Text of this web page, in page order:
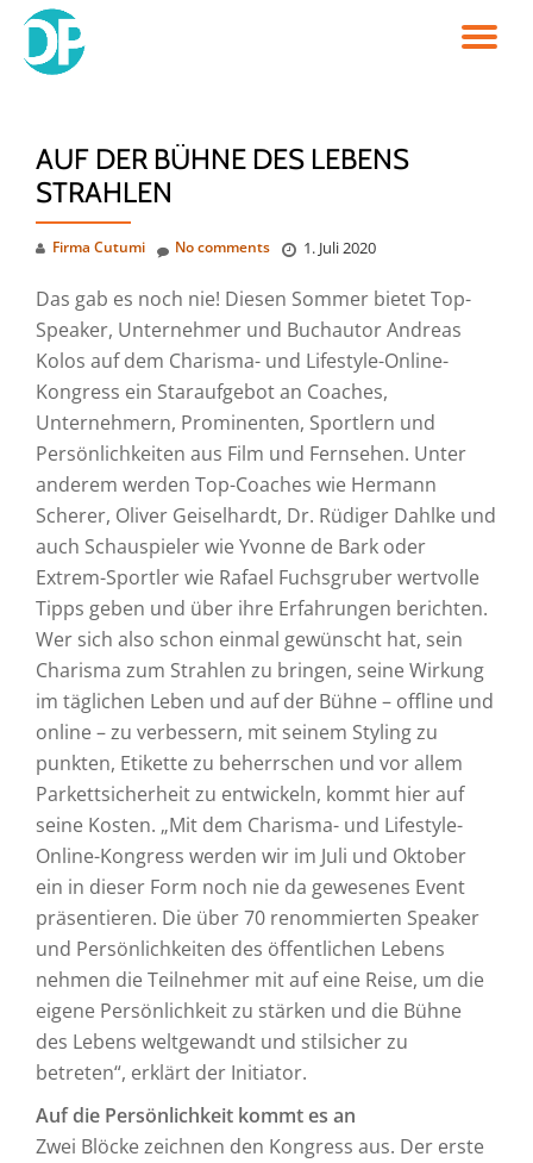
Skip
AUF DER BÜHNE DES LEBENS
STRAHLEN
Firma Cutumi 1. Juli 2020
No comments
Das gab es noch nie! Diesen Sommer bietet Top-
Speaker, Unternehmer und Buchautor Andreas
Kolos auf dem Charisma- und Lifestyle-Online-
Kongress ein Staraufgebot an Coaches,
Unternehmern, Prominenten, Sportlern und
Persönlichkeiten aus Film und Fernsehen. Unter
anderem werden Top-Coaches wie Hermann
Scherer, Oliver Geiselhardt, Dr. Rüdiger Dahlke und
auch Schauspieler wie Yvonne de Bark oder
Extrem-Sportler wie Rafael Fuchsgruber wertvolle
Tipps geben und über ihre Erfahrungen berichten.
Wer sich also schon einmal gewünscht hat, sein
Charisma zum Strahlen zu bringen, seine Wirkung
im täglichen Leben und auf der Bühne – offline und
online – zu verbessern, mit seinem Styling zu
punkten, Etikette zu beherrschen und vor allem
Parkettsicherheit zu entwickeln, kommt hier auf
seine Kosten. „Mit dem Charisma- und Lifestyle-
Online-Kongress werden wir im Juli und Oktober
ein in dieser Form noch nie da gewesenes Event
präsentieren. Die über 70 renommierten Speaker
und Persönlichkeiten des öffentlichen Lebens
nehmen die Teilnehmer mit auf eine Reise, um die
eigene Persönlichkeit zu stärken und die Bühne
des Lebens weltgewandt und stilsicher zu
betreten“, erklärt der Initiator.
Auf die Persönlichkeit kommt es an
Zwei Blöcke zeichnen den Kongress aus. Der erste